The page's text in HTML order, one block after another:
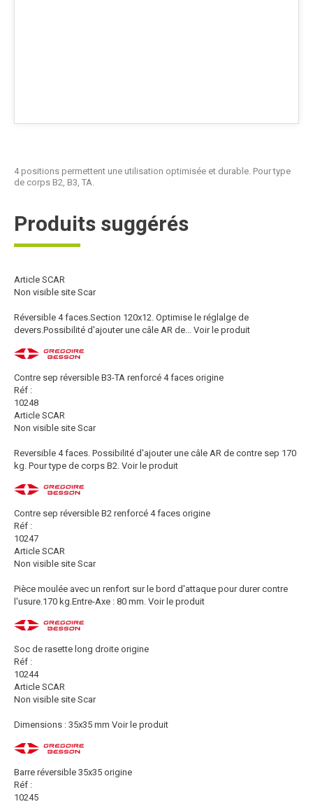
4 positions permettent une utilisation optimisée et durable. Pour type
de corps B2, B3, TA.
Produits suggérés
Article SCAR
Non visible site Scar
Réversible 4 faces.Section 120x12. Optimise le réglalge de
devers.Possibilité d'ajouter une câle AR de... Voir le produit
Contre sep réversible B3-TA renforcé 4 faces origine
Réf :
10248
Article SCAR
Non visible site Scar
Reversible 4 faces. Possibilité d'ajouter une câle AR de contre sep 170
kg. Pour type de corps B2. Voir le produit
Contre sep réversible B2 renforcé 4 faces origine
Réf :
10247
Article SCAR
Non visible site Scar
Pièce moulée avec un renfort sur le bord d'attaque pour durer contre
l'usure.170 kg.Entre-Axe : 80 mm. Voir le produit
Soc de rasette long droite origine
Réf :
10244
Article SCAR
Non visible site Scar
Dimensions : 35x35 mm Voir le produit
Barre réversible 35x35 origine
Réf :
10245